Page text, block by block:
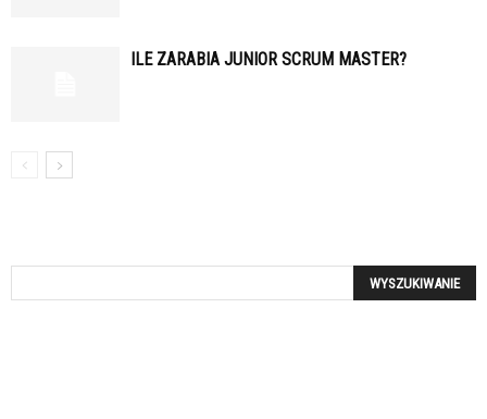
ILE ZARABIA JUNIOR SCRUM MASTER?